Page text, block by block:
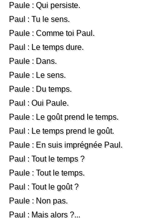
Paule : Qui persiste.
Paul : Tu le sens.
Paule : Comme toi Paul.
Paul : Le temps dure.
Paule : Dans.
Paule : Le sens.
Paule : Du temps.
Paul : Oui Paule.
Paule : Le goût prend le temps.
Paul : Le temps prend le goût.
Paule : En suis imprégnée Paul.
Paul : Tout le temps ?
Paule : Tout le temps.
Paul : Tout le goût ?
Paule : Non pas.
Paul : Mais alors ?...